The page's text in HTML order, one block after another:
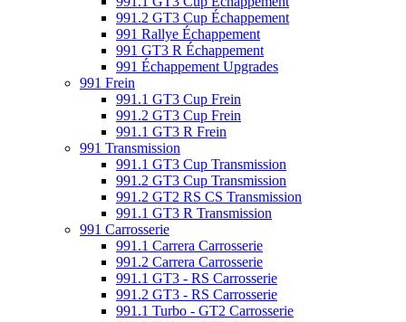
991.2 GT3 Cup Échappement
991 Rallye Échappement
991 GT3 R Échappement
991 Échappement Upgrades
991 Frein
991.1 GT3 Cup Frein
991.2 GT3 Cup Frein
991.1 GT3 R Frein
991 Transmission
991.1 GT3 Cup Transmission
991.2 GT3 Cup Transmission
991.2 GT2 RS CS Transmission
991.1 GT3 R Transmission
991 Carrosserie
991.1 Carrera Carrosserie
991.2 Carrera Carrosserie
991.1 GT3 - RS Carrosserie
991.2 GT3 - RS Carrosserie
991.1 Turbo - GT2 Carrosserie